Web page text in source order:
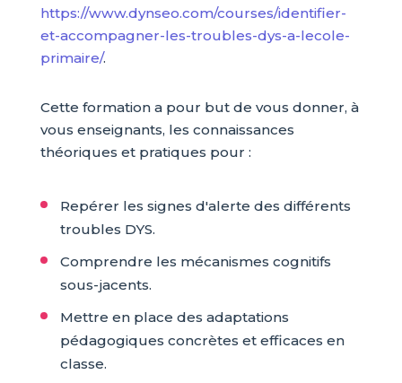
https://www.dynseo.com/courses/identifier-
et-accompagner-les-troubles-dys-a-lecole-
primaire/.
Cette formation a pour but de vous donner, à
vous enseignants, les connaissances
théoriques et pratiques pour :
Repérer les signes d'alerte des différents
troubles DYS.
Comprendre les mécanismes cognitifs
sous-jacents.
Mettre en place des adaptations
pédagogiques concrètes et efficaces en
classe.